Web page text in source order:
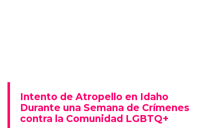
Intento de Atropello en Idaho
Durante una Semana de Crímenes
contra la Comunidad LGBTQ+